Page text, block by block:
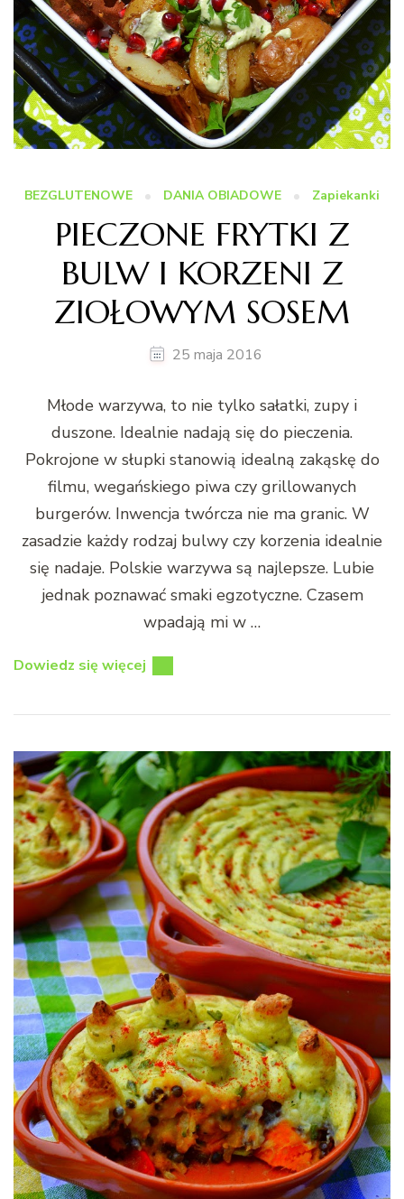
BEZGLUTENOWE DANIA OBIADOWE Zapiekanki
PIECZONE FRYTKI Z
BULW I KORZENI Z
ZIOŁOWYM SOSEM
25 maja 2016
Młode warzywa, to nie tylko sałatki, zupy i
duszone. Idealnie nadają się do pieczenia.
Pokrojone w słupki stanowią idealną zakąskę do
filmu, wegańskiego piwa czy grillowanych
burgerów. Inwencja twórcza nie ma granic. W
zasadzie każdy rodzaj bulwy czy korzenia idealnie
się nadaje. Polskie warzywa są najlepsze. Lubie
jednak poznawać smaki egzotyczne. Czasem
wpadają mi w …
Dowiedz się więcej